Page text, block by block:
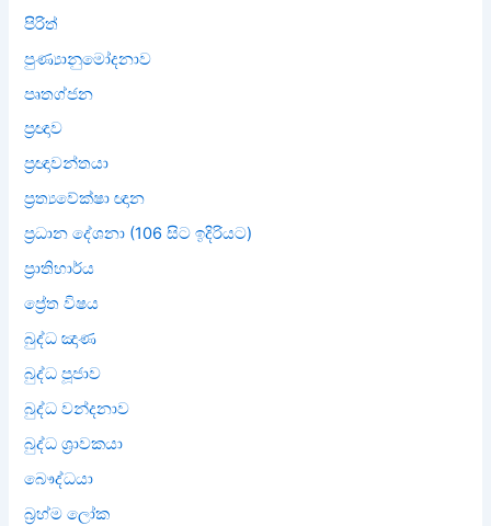
පිරිත්
පුණ්‍යානුමෝදනාව
පෘතග්ජන
ප්‍රඥාව
ප්‍රඥාවන්තයා
ප්‍රත්‍යවේක්ෂා ඥාන
ප්‍රධාන දේශනා (106 සිට ඉදිරියට)
ප්‍රාතිහාර්ය
ප්‍රේත විෂය
බුද්ධ ඤාණ
බුද්ධ පූජාව
බුද්ධ වන්දනාව
බුද්ධ ශ්‍රාවකයා
බෞද්ධයා
බ්‍රහ්ම ලෝක